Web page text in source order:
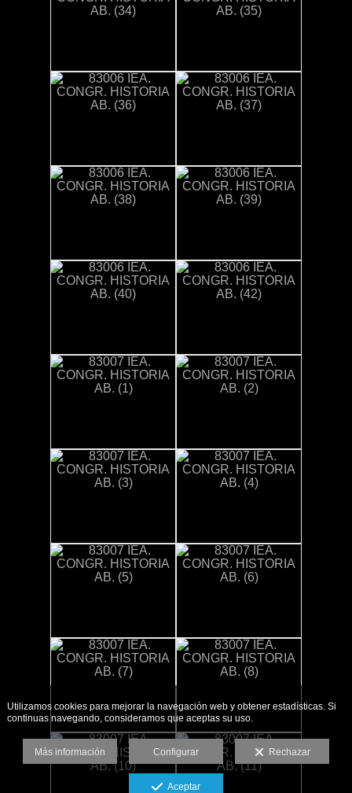
Utilizamos cookies para mejorar la navegación web y obtener estadísticas. Si
continuas navegando, consideramos que aceptas su uso.
Más información Configurar Rechazar
Aceptar